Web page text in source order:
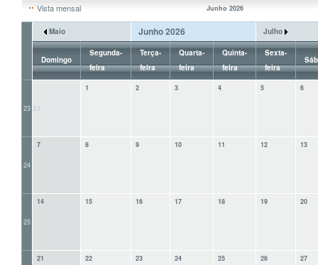
Vista mensal Junho 2026
Maio Junho 2026 Julho
Domingo
Segunda-
feira
Terça-
feira
Quarta-
feira
Quinta-
feira
Sexta-
feira
23 31
1 2 3 4 5 6
24
7 8 9 10 11 12 13
25
14 15 16 17 18 19 20
21 22 23 24 25 26 27